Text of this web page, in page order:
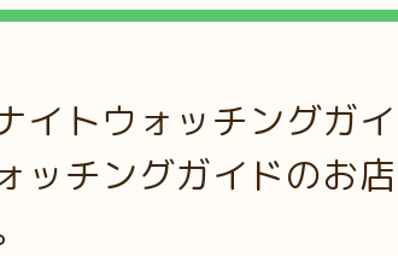
イトウォッチングガ
ッチングガイドのお